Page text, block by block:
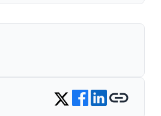
Share on Twitter
Share on Facebook
Share on LinkedIn
Copy link